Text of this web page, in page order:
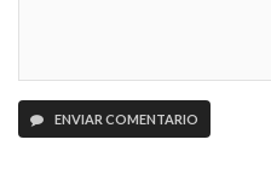
ENVIAR COMENTARIO